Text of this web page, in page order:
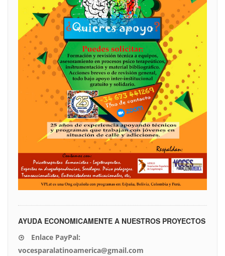
AYUDA ECONOMICAMENTE A NUESTROS PROYECTOS
Enlace PayPal:
vocesparalatinoamerica@gmail.com